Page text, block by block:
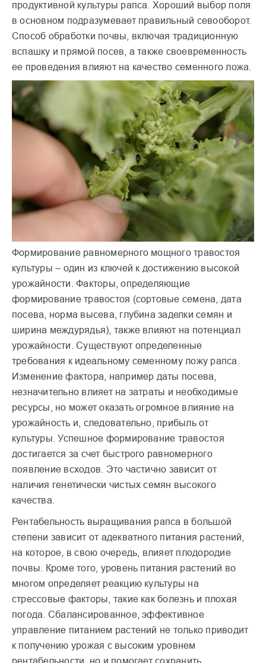
продуктивной культуры рапса. Хороший выбор поля
в основном подразумевает правильный севооборот.
Способ обработки почвы, включая традиционную
вспашку и прямой посев, а также своевременность
ее проведения влияют на качество семенного ложа.
Формирование равномерного мощного травостоя
культуры – один из ключей к достижению высокой
урожайности. Факторы, определяющие
формирование травостоя (сортовые семена, дата
посева, норма высева, глубина заделки семян и
ширина междурядья), также влияют на потенциал
урожайности. Существуют определенные
требования к идеальному семенному ложу рапса.
Изменение фактора, например даты посева,
незначительно влияет на затраты и необходимые
ресурсы, но может оказать огромное влияние на
урожайность и, следовательно, прибыль от
культуры. Успешное формирование травостоя
достигается за счет быстрого равномерного
появление всходов. Это частично зависит от
наличия генетически чистых семян высокого
качества.
Рентабельность выращивания рапса в большой
степени зависит от адекватного питания растений,
на которое, в свою очередь, влияет плодородие
почвы. Кроме того, уровень питания растений во
многом определяет реакцию культуры на
стрессовые факторы, такие как болезнь и плохая
погода. Сбалансированное, эффективное
управление питанием растений не только приводит
к получению урожая с высоким уровнем
рентабельности, но и помогает сохранить